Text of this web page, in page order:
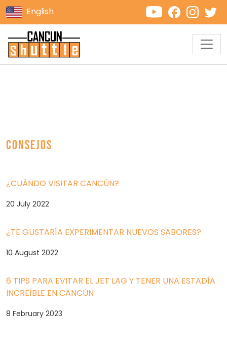
English
Consejos
¿CUÁNDO VISITAR CANCÚN?
20 July 2022
¿TE GUSTARÍA EXPERIMENTAR NUEVOS SABORES?
10 August 2022
6 TIPS PARA EVITAR EL JET LAG Y TENER UNA ESTADÍA
INCREÍBLE EN CANCÚN
8 February 2023